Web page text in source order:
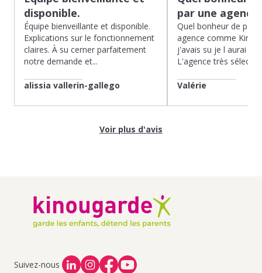
disponible.
Équipe bienveillante et disponible.
Explications sur le fonctionnement
claires. À su cerner parfaitement
notre demande et...
alissia vallerin-gallego
par une
Quel bonheur de
agence comme
j'avais su je l aurai
L'agence très
Valérie
Voir plus d'avis
Suivez-nous